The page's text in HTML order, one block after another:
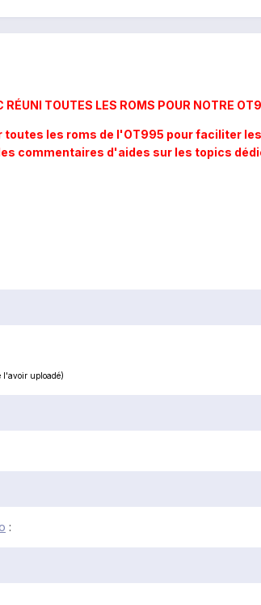
RÉUNI TOUTES LES ROMS POUR NOTRE
toutes les roms de l'OT995 pour faciliter
commentaires d'aides sur les topics
l'avoir uploadé)
: